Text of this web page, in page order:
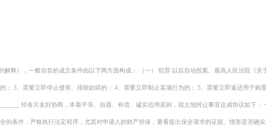
释》，一般自首的成立条件由以下两方面构成： （一） 犯罪 以后自动投案。最高人民法院《关
3、需要立即停止侵害、排除妨碍的； 4、需要立即制止某项行为的； 5、需要立即返还用于购
经各方友好协商，本着平等、自愿、有偿、诚实信用原则，就土地转让事宜达成协议如下
条件，严格执行法定程序，尤其对申请人的财产担保，要看提出保全请求的证据、情形是否确